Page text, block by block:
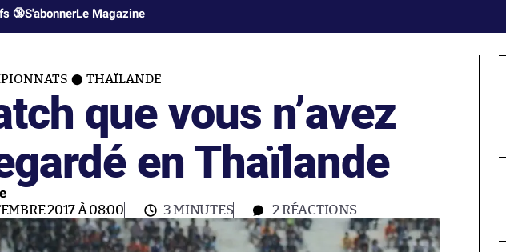
🔞S'abonnerLe Magazine
THAÏLANDE
que vous n’avez
en Thaïlande
2017 À 08:00 3 MINUTES 2RÉACTIONS